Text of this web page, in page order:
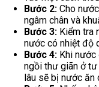
Bước 2: Cho
ngâm chân và
Bước 3: Kiểm tra
nước có nhiệt độ
Bước 4: Khi nước
ngồi thư giãn ở tư
lâu sẽ bị nước ăn